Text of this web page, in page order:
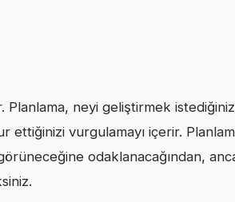
Planlama, neyi geliştirmek
ettiğinizi vurgulamayı içerir.
odaklanacağından,